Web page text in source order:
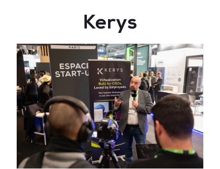
Data & AI Leaders Summit
Data Centre World
Kerys